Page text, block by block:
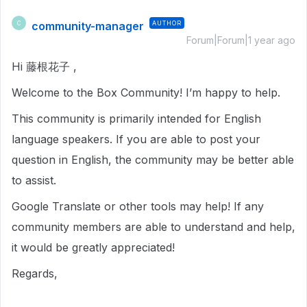
C community-manager AUTHOR
Forum|Forum|1 year ago
Hi 藤根花子 ,
Welcome to the Box Community! I’m happy to help.
This community is primarily intended for English
language speakers. If you are able to post your
question in English, the community may be better able
to assist.
Google Translate or other tools may help! If any
community members are able to understand and help,
it would be greatly appreciated!
Regards,